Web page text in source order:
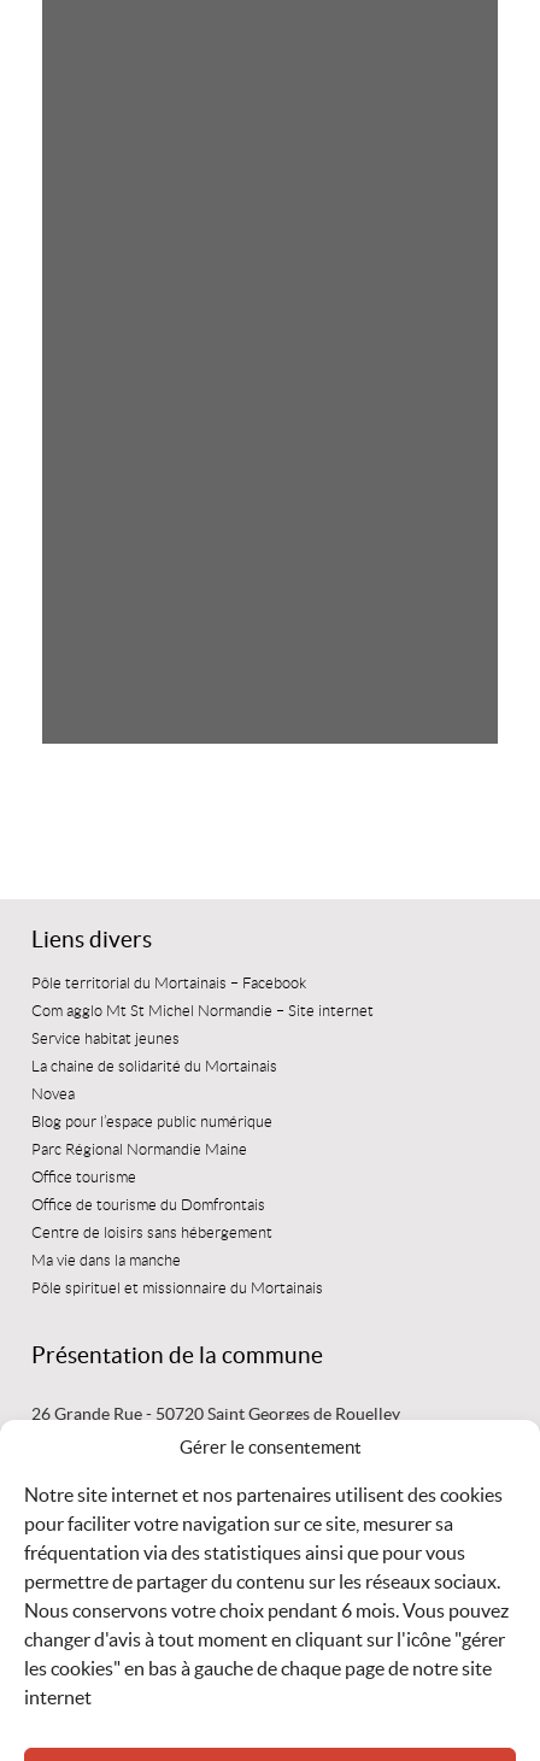
Gérer le consentement
Notre site internet et nos partenaires utilisent des cookies
pour faciliter votre navigation sur ce site, mesurer sa
fréquentation via des statistiques ainsi que pour vous
permettre de partager du contenu sur les réseaux sociaux.
Nous conservons votre choix pendant 6 mois. Vous pouvez
changer d'avis à tout moment en cliquant sur l'icône "gérer
les cookies" en bas à gauche de chaque page de notre site
internet
Liens divers
Pôle territorial du Mortainais – Facebook
Com agglo Mt St Michel Normandie – Site internet
Service habitat jeunes
La chaine de solidarité du Mortainais
Novea
Blog pour l’espace public numérique
Parc Régional Normandie Maine
Office tourisme
Office de tourisme du Domfrontais
Centre de loisirs sans hébergement
Ma vie dans la manche
Pôle spirituel et missionnaire du Mortainais
Présentation de la commune
26 Grande Rue - 50720 Saint Georges de Rouelley
02 33 59 44 03 mairie@saintgeorgesderouelley.fr
le mardi de 9
LIRE
LA SUITE
Météo